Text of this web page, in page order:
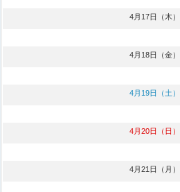
4月17日（木）
4月18日（金）
4月19日（土）
4月20日（日）
4月21日（月）